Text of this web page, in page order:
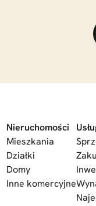
Nieruchomości
Mieszkania
Działki
Domy
Inne komercyjne